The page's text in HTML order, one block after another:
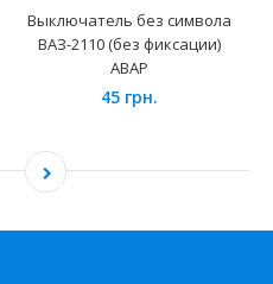
Выключатель без символа
ВАЗ-2110 (без фиксации)
АВАР
45 грн.